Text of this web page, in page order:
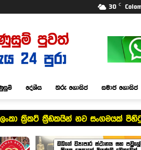
30 C
Dasatha
Lanka
News
දේශීය තරු ගොසිප් සමාජ ගොසිප්
ලංකා ක්‍රිකට් ක්‍රීඩකයින් නව සංගමයක්